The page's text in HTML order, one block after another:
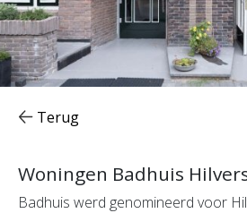
Woningen Badhuis
Badhuis werd genomineerd voor
Terug